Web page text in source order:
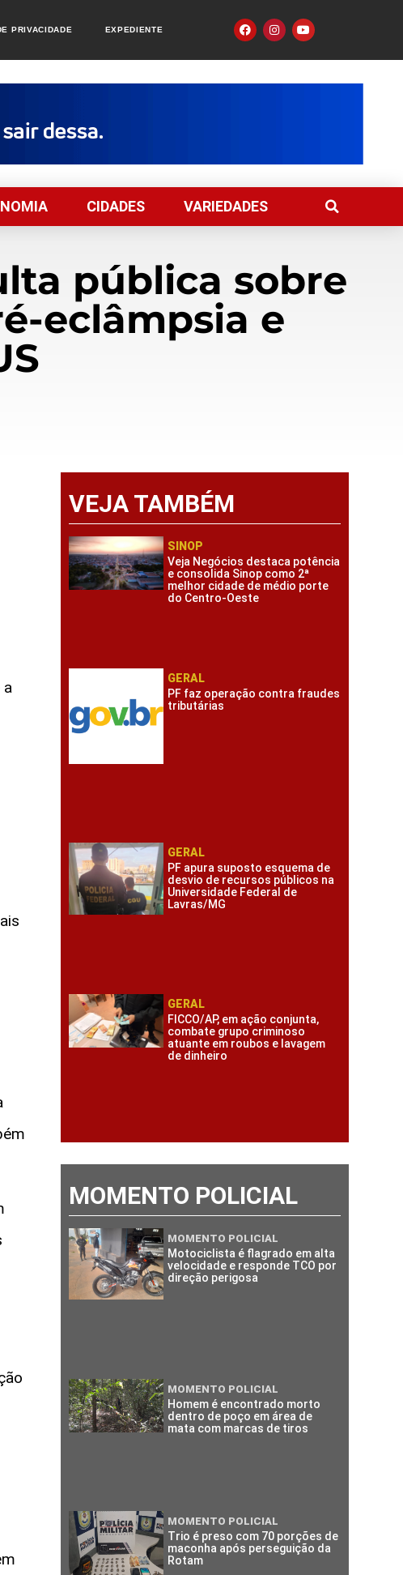
PRIVACIDADE EXPEDIENTE
CIDADES VARIEDADES
pública sobre
eclâmpsia e
a
VEJA TAMBÉM
SINOP
Veja Negócios destaca potência
e consolida Sinop como 2ª
melhor cidade de médio porte
do Centro-Oeste
GERAL
PF faz operação contra fraudes
tributárias
GERAL
PF apura suposto esquema de
desvio de recursos públicos na
Universidade Federal de
Lavras/MG
GERAL
FICCO/AP, em ação conjunta,
combate grupo criminoso
atuante em roubos e lavagem
de dinheiro
MOMENTO POLICIAL
MOMENTO POLICIAL
Motociclista é flagrado em alta
velocidade e responde TCO por
direção perigosa
MOMENTO POLICIAL
Homem é encontrado morto
dentro de poço em área de
mata com marcas de tiros
MOMENTO POLICIAL
Trio é preso com 70 porções de
maconha após perseguição da
Rotam